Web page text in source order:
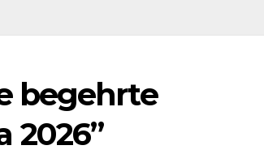
begehrte
2026”